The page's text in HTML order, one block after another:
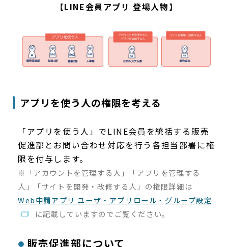
【LINE会員アプリ 登場人物】
アプリを使う人の権限を考える
「アプリを使う人」でLINE会員を統括する販売
促進部とお問い合わせ対応を行う各担当部署に権
限を付与します。
※「アカウントを管理する人」「アプリを管理する
人」「サイトを開発・改修する人」の権限詳細は
Web申請アプリ ユーザ・アプリロール・グループ設定
に記載していますのでご覧ください。
販売促進部について